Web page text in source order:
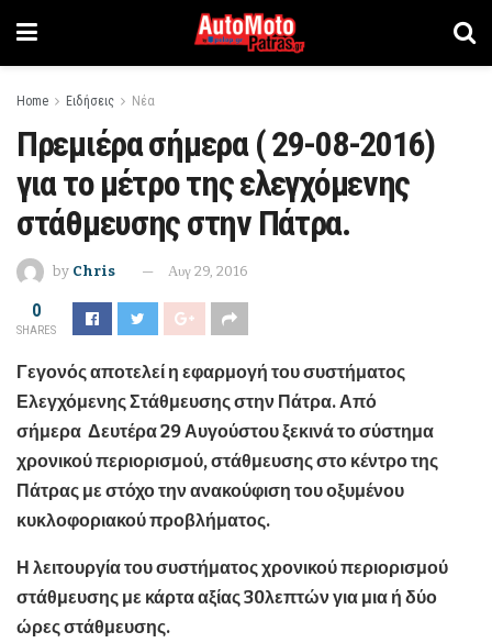
Home Ειδήσεις Νέα
Πρεμιέρα σήμερα ( 29-08-2016)
για το μέτρο της ελεγχόμενης
στάθμευσης στην Πάτρα.
by Chris Αυγ 29, 2016
0
SHARES
Γεγονός αποτελεί η εφαρμογή του συστήματος
Ελεγχόμενης Στάθμευσης στην Πάτρα. Από
σήμερα Δευτέρα 29 Αυγούστου ξεκινά το σύστημα
χρονικού περιορισμού, στάθμευσης στο κέντρο της
Πάτρας με στόχο την ανακούφιση του οξυμένου
κυκλοφοριακού προβλήματος.
Η λειτουργία του συστήματος χρονικού περιορισμού
στάθμευσης με κάρτα αξίας 30λεπτών για μια ή δύο
ώρες στάθμευσης.